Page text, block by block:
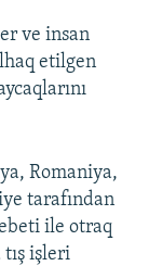
ve insan
etilgen
Romaniya,
tarafından
ile otraq
işleri